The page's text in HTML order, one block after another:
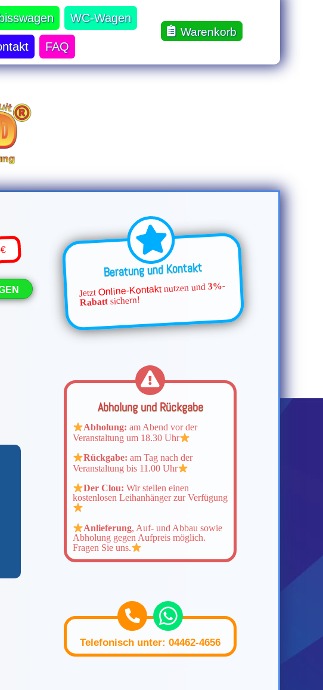
WC-Wagen
FAQ
Warenkorb
Beratung und Kontakt
JetztOnline-Kontaktnutzen und 3%-
Rabattsichern!
Abholung und Rückgabe
Abholung: am Abend vor der
Veranstaltung um 18.30 Uhr
Rückgabe: am Tag nach der
Veranstaltung bis 11.00 Uhr
Der Clou: Wir stellen einen
kostenlosen Leihanhänger zur Verfügung
Anlieferung, Auf- und Abbau sowie
Abholung gegen Aufpreis möglich.
Fragen Sie uns.
Telefonisch unter: 04462-4656